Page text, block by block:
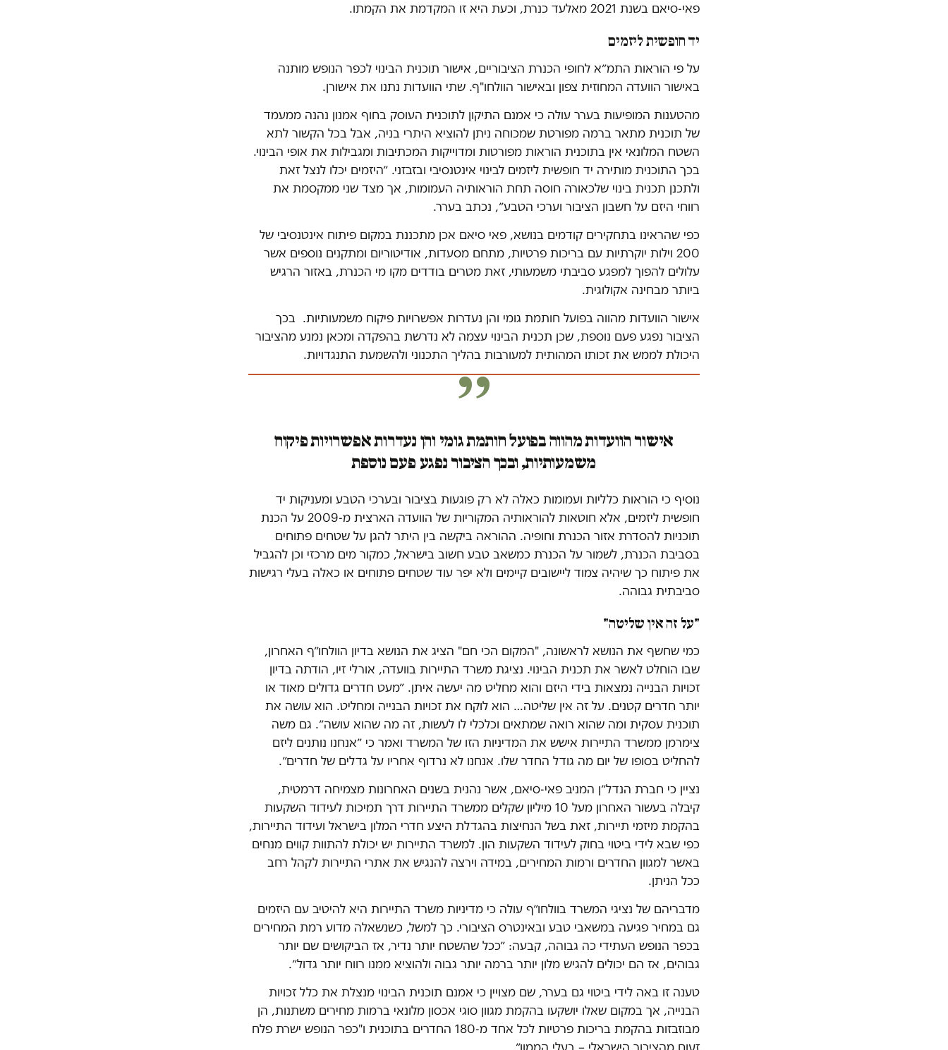
פאי-סיאם בשנת 2021 מאלעד כנרת, וכעת היא זו המקדמת את הקמתו.
יד חופשית ליזמים
על פי הוראות התמ״א לחופי הכנרת הציבוריים, אישור תוכנית הבינוי לכפר הנופש מותנה
באישור הוועדה המחוזית צפון ובאישור הוולחו"ף. שתי הוועדות נתנו את אישורן.
מהטענות המופיעות בערר עולה כי אמנם התיקון לתוכנית העוסק בחוף אמנון נהנה ממעמד
של תוכנית מתאר ברמה מפורטת שמכוחה ניתן להוציא היתרי בניה, אבל בכל הקשור לתא
השטח המלונאי אין בתוכנית הוראות מפורטות ומדוייקות המכתיבות ומגבילות את אופי הבינוי.
בכך התוכנית מותירה יד חופשית ליזמים לבינוי אינטנסיבי ובזבזני. ״היזמים יכלו לנצל זאת
ולתכנן תכנית בינוי שלכאורה חוסה תחת הוראותיה העמומות, אך מצד שני ממקסמת את
רווחי היזם על חשבון הציבור וערכי הטבע״, נכתב בערר.
כפי שהראינו בתחקירים קודמים בנושא, פאי סיאם אכן מתכננת במקום פיתוח אינטנסיבי של
200 וילות יוקרתיות עם בריכות פרטיות, מתחם מסעדות, אודיטוריום ומתקנים נוספים אשר
עלולים להפוך למפגע סביבתי משמעותי, זאת מטרים בודדים מקו מי הכנרת, באזור הרגיש
ביותר מבחינה אקולוגית.
אישור הוועדות מהווה בפועל חותמת גומי והן נעדרות אפשרויות פיקוח משמעותיות. בכך
הציבור נפגע פעם נוספת, שכן תכנית הבינוי עצמה לא נדרשת בהפקדה ומכאן נמנע מהציבור
היכולת לממש את זכותו המהותית למעורבות בהליך התכנוני ולהשמעת התנגדויות.
אישור הוועדות מהווה בפועל חותמת גומי והן נעדרות אפשרויות פיקוח
משמעותיות, ובכך הציבור נפגע פעם נוספת
נוסיף כי הוראות כלליות ועמומות כאלה לא רק פוגעות בציבור ובערכי הטבע ומעניקות יד
חופשית ליזמים, אלא חוטאות להוראותיה המקוריות של הוועדה הארצית מ-2009 על הכנת
תוכניות להסדרת אזור הכנרת וחופיה. ההוראה ביקשה בין היתר להגן על שטחים פתוחים
בסביבת הכנרת, לשמור על הכנרת כמשאב טבע חשוב בישראל, כמקור מים מרכזי וכן להגביל
את פיתוח כך שיהיה צמוד ליישובים קיימים ולא יפר עוד שטחים פתוחים או כאלה בעלי רגישות
סביבתית גבוהה.
"על זה אין שליטה"
כמי שחשף את הנושא לראשונה, "המקום הכי חם" הציג את הנושא בדיון הוולחו״ף האחרון,
שבו הוחלט לאשר את תכנית הבינוי. נציגת משרד התיירות בוועדה, אורלי זיו, הודתה בדיון
זכויות הבנייה נמצאות בידי היזם והוא מחליט מה יעשה איתן. ״מעט חדרים גדולים מאוד או
יותר חדרים קטנים. על זה אין שליטה… הוא לוקח את זכויות הבנייה ומחליט. הוא עושה את
תוכנית עסקית ומה שהוא רואה שמתאים וכלכלי לו לעשות, זה מה שהוא עושה״. גם משה
צימרמן ממשרד התיירות אישש את המדיניות הזו של המשרד ואמר כי ״אנחנו נותנים ליזם
להחליט בסופו של יום מה גודל החדר שלו. אנחנו לא נרדוף אחריו על גדלים של חדרים״.
נציין כי חברת הנדל״ן המניב פאי-סיאם, אשר נהנית בשנים האחרונות מצמיחה דרמטית,
קיבלה בעשור האחרון מעל 10 מיליון שקלים ממשרד התיירות דרך תמיכות לעידוד השקעות
בהקמת מיזמי תיירות, זאת בשל הנחיצות בהגדלת היצע חדרי המלון בישראל ועידוד התיירות,
כפי שבא לידי ביטוי בחוק לעידוד השקעות הון. למשרד התיירות יש יכולת להתוות קווים מנחים
באשר למגוון החדרים ורמות המחירים, במידה וירצה להנגיש את אתרי התיירות לקהל רחב
ככל הניתן.
מדבריהם של נציגי המשרד בוולחו״ף עולה כי מדיניות משרד התיירות היא להיטיב עם היזמים
גם במחיר פגיעה במשאבי טבע ובאינטרס הציבורי. כך למשל, כשנשאלה מדוע רמת המחירים
בכפר הנופש העתידי כה גבוהה, קבעה: ״ככל שהשטח יותר נדיר, אז הביקושים שם יותר
גבוהים, אז הם יכולים להגיש מלון יותר ברמה יותר גבוה ולהוציא ממנו רווח יותר גדול״.
טענה זו באה לידי ביטוי גם בערר, שם מצויין כי אמנם תוכנית הבינוי מנצלת את כלל זכויות
הבנייה, אך במקום שאלו יושקעו בהקמת מגוון סוגי אכסון מלונאי ברמות מחירים משתנות, הן
מבוזבזות בהקמת בריכות פרטיות לכל אחד מ-180 החדרים בתוכנית ו"כפר הנופש ישרת פלח
זעום מהציבור הישראלי – בעלי הממון״.